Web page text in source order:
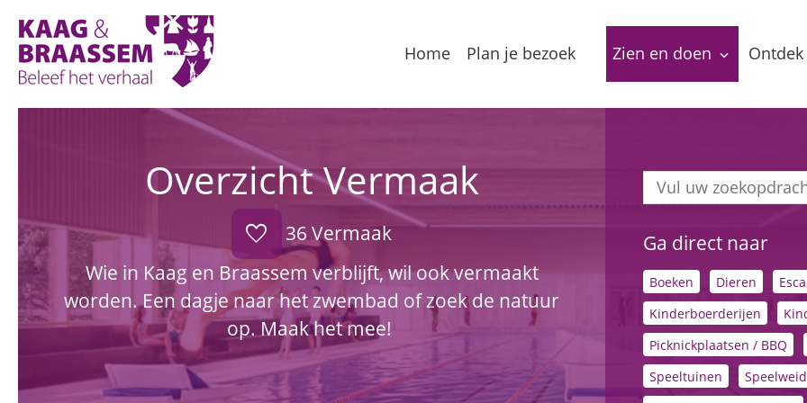
Home Plan je bezoek
Bereikbaarheid
Overnachten
Voorzieningen
Zien en doen
Arrangementen
Eten & Drinken
Routes
Streekproducten
Vermaak
Waterrecreatie
In de
Overzicht Vermaak
favorite
36 Vermaak
Wie in Kaag en Braassem verblijft, wil ook vermaakt
worden. Een dagje naar het zwembad of zoek de natuur
op. Maak het mee!
Ga direct naar
Boeken Dieren
Kinderboerderijen
Picknickplaatsen / BBQ
Speeltuinen